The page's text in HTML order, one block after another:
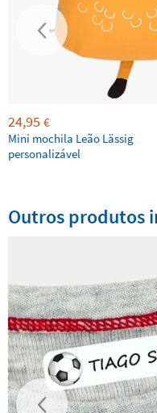
24,95 €
Mini mochila Leão Lässig
personalizável
Outros produtos